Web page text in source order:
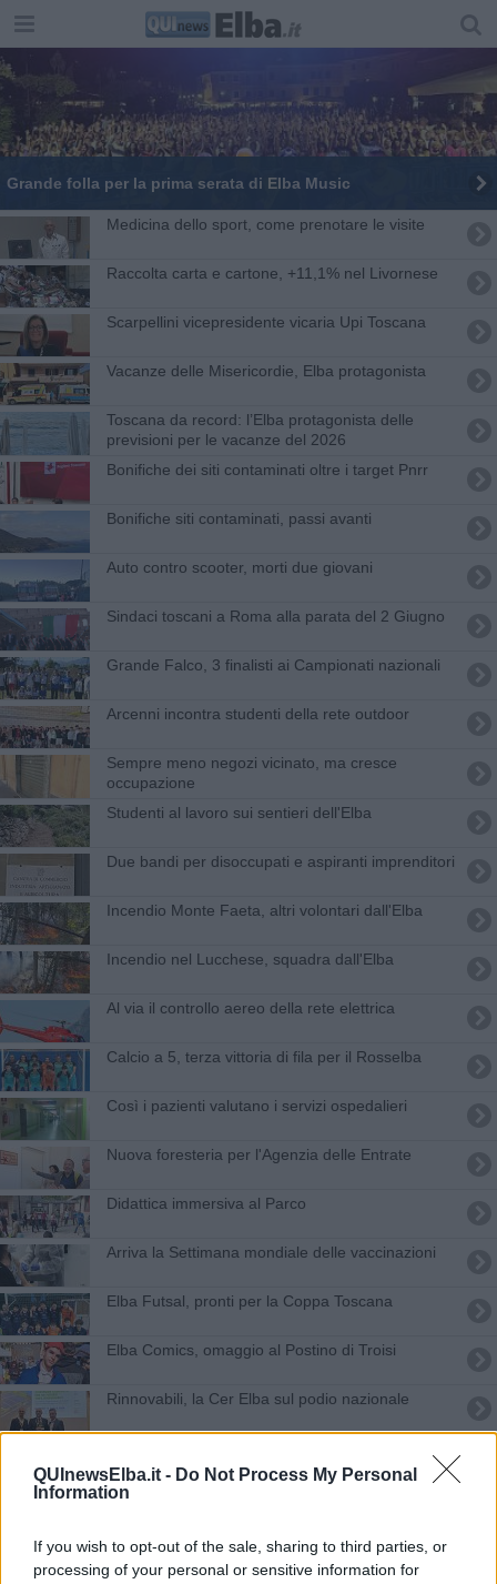
QUInewsElba.it - Do Not Process My Personal
Information
If you wish to opt-out of the sale, sharing to third parties, or
processing of your personal or sensitive information for
Grande folla per la prima serata di Elba Music
Medicina dello sport, come prenotare le visite
Raccolta carta e cartone, +11,1% nel Livornese
Scarpellini vicepresidente vicaria Upi Toscana
Vacanze delle Misericordie, Elba protagonista
Toscana da record: l’Elba protagonista delle
previsioni per le vacanze del 2026
Bonifiche dei siti contaminati oltre i target Pnrr
Bonifiche siti contaminati, passi avanti
Auto contro scooter, morti due giovani
Sindaci toscani a Roma alla parata del 2 Giugno
Grande Falco, 3 finalisti ai Campionati nazionali
Arcenni incontra studenti della rete outdoor
Sempre meno negozi vicinato, ma cresce
occupazione
Studenti al lavoro sui sentieri dell'Elba
Due bandi per disoccupati e aspiranti imprenditori
Incendio Monte Faeta, altri volontari dall'Elba
Incendio nel Lucchese, squadra dall'Elba
Al via il controllo aereo della rete elettrica
Calcio a 5, terza vittoria di fila per il Rosselba
Così i pazienti valutano i servizi ospedalieri
Nuova foresteria per l'Agenzia delle Entrate
Didattica immersiva al Parco
Arriva la Settimana mondiale delle vaccinazioni
Elba Futsal, pronti per la Coppa Toscana
Elba Comics, omaggio al Postino di Troisi
Rinnovabili, la Cer Elba sul podio nazionale
Alluvioni, stato di emergenza prorogato di un
Raccolta rifiuti elettronici, spicca il Livornese